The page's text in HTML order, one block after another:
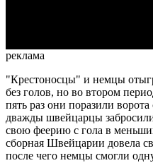
реклама
"Крестоносцы" и немцы
без голов, но во втором
пять раз они поразили
дважды швейцарцы
свою феерию с гола в
сборная Швейцарии довела
после чего немцы смогли